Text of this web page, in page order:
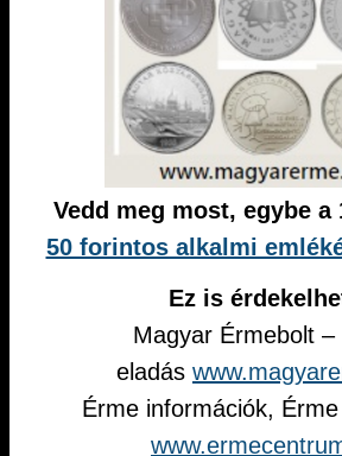
Vedd meg most, egybe a
50 forintos alkalmi
Ez is
Magyar Érmebolt –
eladás
Érme információk,